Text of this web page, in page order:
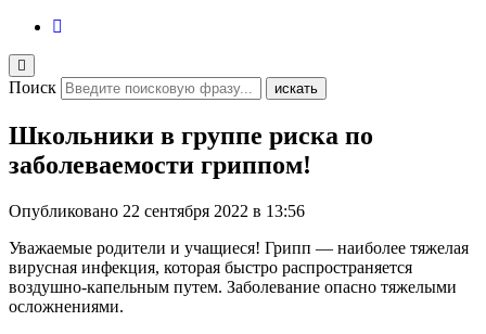
Поиск искать
Школьники в группе риска по
заболеваемости гриппом!
Опубликовано 22 сентября 2022 в 13:56
Уважаемые родители и учащиеся! Грипп — наиболее тяжелая
вирусная инфекция, которая быстро распространяется
воздушно-капельным путем. Заболевание опасно тяжелыми
осложнениями.